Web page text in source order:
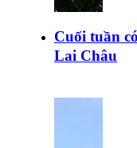
Cuối tuần
Lai Châu